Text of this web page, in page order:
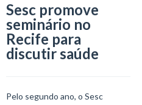
Sesc promove
seminário no
Recife para
discutir saúde
Pelo segundo ano, o Sesc